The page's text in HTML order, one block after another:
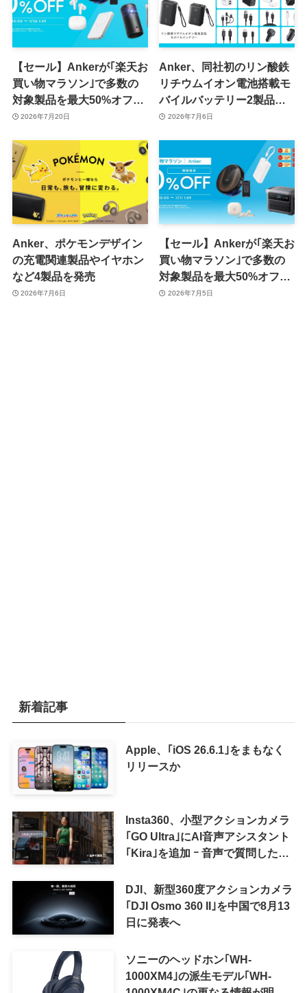
【セール】Ankerが｢楽天お
買い物マラソン｣で多数の
対象製品を最大50%オフで
販売するセールを開催中
2026年7月20日
Anker、同社初のリン酸鉄
リチウムイオン電池搭載モ
バイルバッテリー2製品を
含む14製品をセブン-イレ
2026年7月6日
Anker、ポケモンデザイン
の充電関連製品やイヤホン
など4製品を発売
2026年7月6日
【セール】Ankerが｢楽天お
買い物マラソン｣で多数の
対象製品を最大50%オフで
販売するセールを開催中
2026年7月5日
新着記事
Apple、｢iOS 26.6.1｣をまもなく
リリースか
Insta360、小型アクションカメラ
｢GO Ultra｣にAI音声アシスタント
｢Kira｣を追加 ｰ 音声で質問した
可能に
DJI、新型360度アクションカメラ
｢DJI Osmo 360 II｣を中国で8月13
日に発表へ
ソニーのヘッドホン｢WH-
1000XM4｣の派生モデル｢WH-